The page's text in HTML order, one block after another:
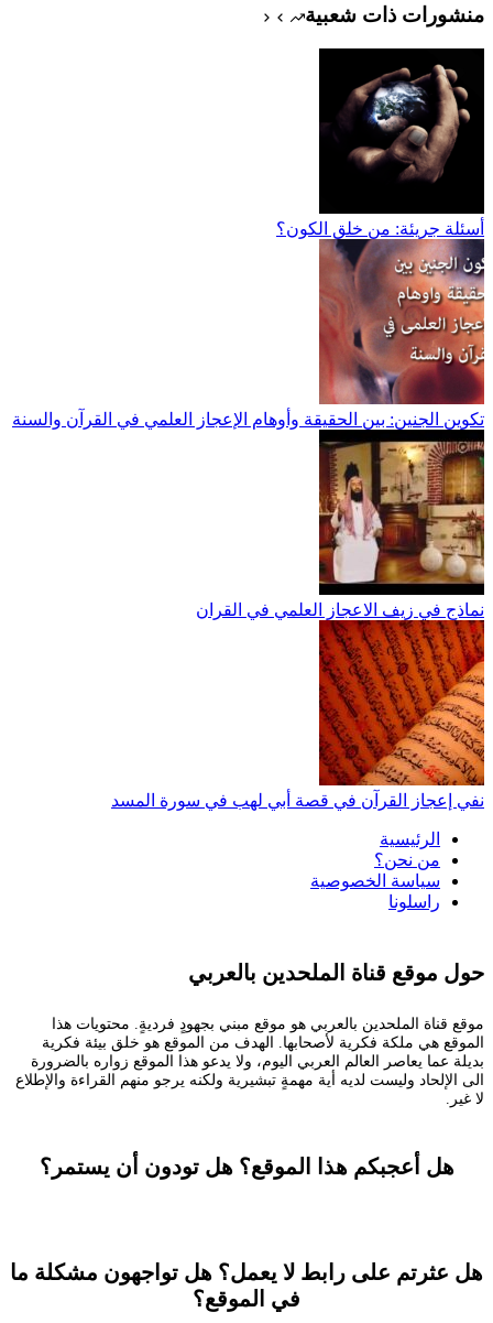
منشورات ذات شعبية
أسئلة جريئة: من خلق الكون؟
تكوين الجنين: بين الحقيقة وأوهام الإعجاز العلمي في القرآن والسنة
نماذج في زيف الاعجاز العلمي في القران
نفي إعجاز القرآن في قصة أبي لهب في سورة المسد
الرئيسية
من نحن؟
سياسة الخصوصية
راسلونا
حول موقع قناة الملحدين بالعربي
موقع قناة الملحدين بالعربي هو موقع مبني بجهودٍ فرديةٍ. محتويات هذا
الموقع هي ملكة فكرية لأصحابها. الهدف من الموقع هو خلق بيئة فكرية
بديلة عما يعاصر العالم العربي اليوم، ولا يدعو هذا الموقع زواره بالضرورة
الى الإلحاد وليست لديه أية مهمةٍ تبشيرية ولكنه يرجو منهم القراءة والإطلاع
لا غير.
هل أعجبكم هذا الموقع؟ هل تودون أن يستمر؟
هل عثرتم على رابط لا يعمل؟ هل تواجهون مشكلة ما
في الموقع؟